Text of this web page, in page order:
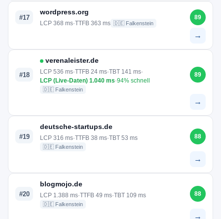
#17
wordpress.org
LCP 368 ms·TTFB 363 ms 🇩🇪 Falkenstein
89
→
#18
verenaleister.de
LCP 536 ms·TTFB 24 ms·TBT 141 ms·
LCP (Live-Daten) 1.040 ms·94% schnell
🇩🇪 Falkenstein
89
→
#19
deutsche-startups.de
LCP 316 ms·TTFB 38 ms·TBT 53 ms
🇩🇪 Falkenstein
88
→
#20
blogmojo.de
LCP 1.388 ms·TTFB 49 ms·TBT 109 ms
🇩🇪 Falkenstein
88
→